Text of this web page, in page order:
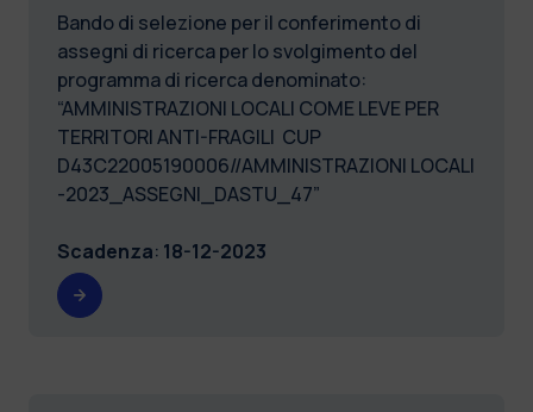
Bando di selezione per il conferimento di
assegni di ricerca per lo svolgimento del
programma di ricerca denominato:
“AMMINISTRAZIONI LOCALI COME LEVE PER
TERRITORI ANTI-FRAGILI CUP
D43C22005190006//AMMINISTRAZIONI LOCALI
-2023_ASSEGNI_DASTU_47”
Scadenza: 18-12-2023